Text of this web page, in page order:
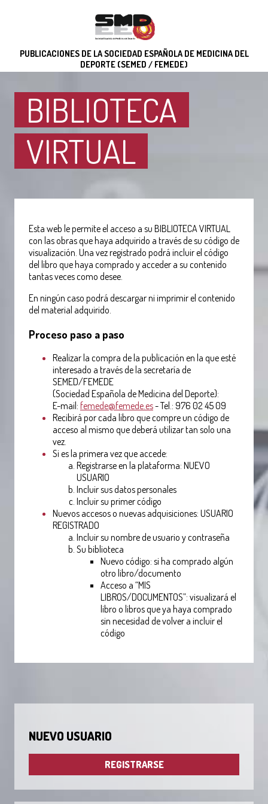
PUBLICACIONES DE LA SOCIEDAD ESPAÑOLA DE MEDICINA DEL
DEPORTE (SEMED / FEMEDE)
BIBLIOTECA
VIRTUAL
Esta web le permite el acceso a su BIBLIOTECA VIRTUAL
con las obras que haya adquirido a través de su código de
visualización. Una vez registrado podrá incluir el código
del libro que haya comprado y acceder a su contenido
tantas veces como desee.
En ningún caso podrá descargar ni imprimir el contenido
del material adquirido.
Proceso paso a paso
Realizar la compra de la publicación en la que esté
interesado a través de la secretaría de
SEMED/FEMEDE
(Sociedad Española de Medicina del Deporte):
E-mail: femede@femede.es- Tel.: 976 02 45 09
Recibirá por cada libro que compre un código de
acceso al mismo que deberá utilizar tan solo una
vez.
Si es la primera vez que accede:
Registrarse en la plataforma: NUEVO
USUARIO
Incluir sus datos personales
Incluir su primer código
Nuevos accesos o nuevas adquisiciones: USUARIO
REGISTRADO
Incluir su nombre de usuario y contraseña
Su biblioteca
Nuevo código: si ha comprado algún
otro libro/documento
Acceso a “MIS
LIBROS/DOCUMENTOS”: visualizará el
libro o libros que ya haya comprado
sin necesidad de volver a incluir el
código
NUEVO USUARIO
REGISTRARSE